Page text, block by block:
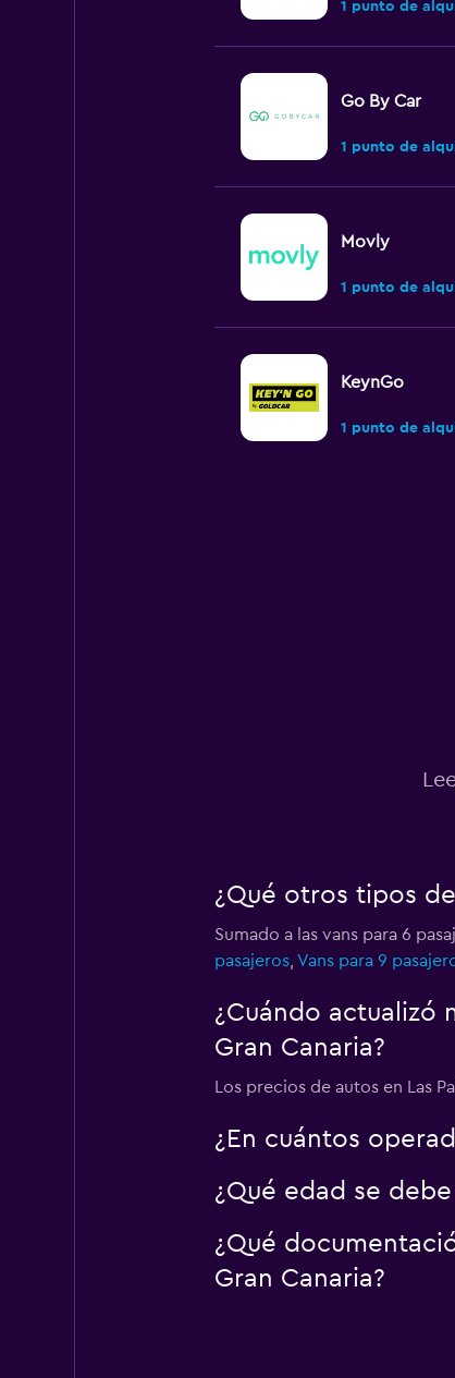
1 punto de
Go By Car
1 punto de
Movly
1 punto de
KeynGo
1 punto de
Hertz
¿Qué otros tipos
Sumado a las vans para 6
pasajeros, Vans para 9
¿Cuándo actualizó
Gran Canaria?
Los precios de autos en Las
¿En cuántos
¿Qué edad se
¿Qué
Gran Canaria?